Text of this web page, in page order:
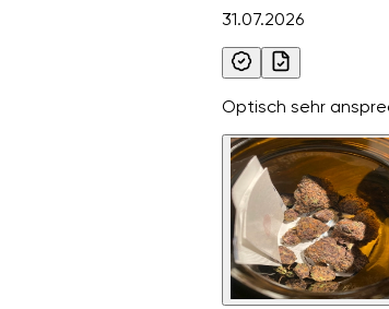
31.07.2026
Optisch sehr